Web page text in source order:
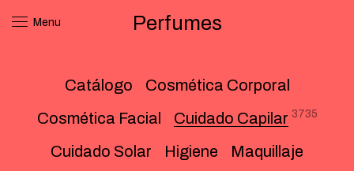
Menu Perfumes
Catálogo
Cosmética Corporal
Cosmética Facial
Cuidado Capilar 3735
Cuidado Solar Higiene
Maquillaje